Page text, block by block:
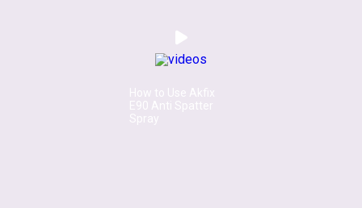
How to Use Akfix
E90 Anti Spatter
Spray